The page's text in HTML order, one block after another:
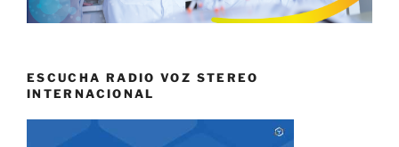
ESCUCHA RADIO VOZ STEREO
INTERNACIONAL